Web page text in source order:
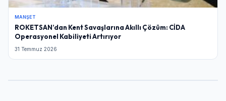
MANŞET
ROKETSAN’dan Kent Savaşlarına Akıllı Çözüm: CİDA
Operasyonel Kabiliyeti Artırıyor
31 Temmuz 2026